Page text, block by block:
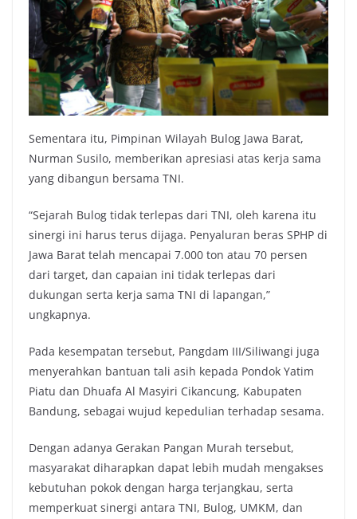
Sementara itu, Pimpinan Wilayah Bulog Jawa Barat,
Nurman Susilo, memberikan apresiasi atas kerja sama
yang dibangun bersama TNI.
“Sejarah Bulog tidak terlepas dari TNI, oleh karena itu
sinergi ini harus terus dijaga. Penyaluran beras SPHP di
Jawa Barat telah mencapai 7.000 ton atau 70 persen
dari target, dan capaian ini tidak terlepas dari
dukungan serta kerja sama TNI di lapangan,”
ungkapnya.
Pada kesempatan tersebut, Pangdam III/Siliwangi juga
menyerahkan bantuan tali asih kepada Pondok Yatim
Piatu dan Dhuafa Al Masyiri Cikancung, Kabupaten
Bandung, sebagai wujud kepedulian terhadap sesama.
Dengan adanya Gerakan Pangan Murah tersebut,
masyarakat diharapkan dapat lebih mudah mengakses
kebutuhan pokok dengan harga terjangkau, serta
memperkuat sinergi antara TNI, Bulog, UMKM, dan